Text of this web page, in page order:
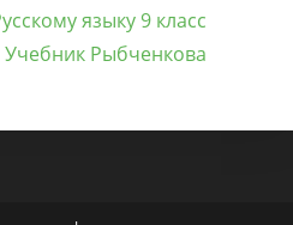
языку 9 класс
Учебник Рыбченкова